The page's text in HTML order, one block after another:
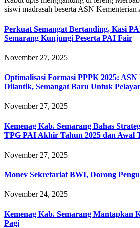
siswi madrasah beserta ASN
Perkuat Semangat Bertanding, Kasi
Semarang Kunjungi Peserta PAI Fair
November 27, 2025
Optimalisasi Formasi PPPK 2025: ASN
Dilantik, Semangat Baru Untuk
November 27, 2025
Kemenag Kab. Semarang Bahas
TPG PAI Akhir Tahun 2025 dan Awal
November 27, 2025
Monev Sekretariat BWI, Dorong
November 24, 2025
Kemenag Kab. Semarang Mantapkan
Pagi